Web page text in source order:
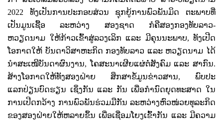
2022 ທັງເປັນການປະກອບສ່ວນ ຊຸກຍູ້ການພົວພັນມິດ ຕະພາບທີ່
ເປັນມູນເຊື້ອ ລະຫວ່າງ ສອງຊາດ ກໍຄືສອງກອງທັບລາວ-
ຫວຽດນາມ ໃຫ້ກ້າວເຂົ້າສູ່ລວງເລິກ ແລະ ມີຄຸນນະພາບ, ທັງເປີດ
ໂອກາດໃຫ້ ບັນດາວິສາຫະກິດ ກອງທັບລາວ ແລະ ຫວຽດນາມ ໄດ້
ນໍາສະເໜີບັນດາຜົນງານ, ໂຄສະນາເຜີຍແຜ່ຕໍ່ສັງຄົມ ແລະ ສາກົນ.
ສ້າງໂອກາດໃຫ້ທັງສອງຝ່າຍ ສຶກສາຂໍ້ມູນຂ່າວສານ, ພົບປະ
ແລກປ່ຽນບົດຮຽນ ເຊິ່ງກັນ ແລະ ກັນ ເພື່ອກໍານົດຍຸດທະສາດ ໃນ
ການເປີດກວ້າງ ການພົວພັນຮ່ວມມືກັນ ລະຫວ່າງຫົວໜ່ວຍທຸລະກິດ
ຂອງສອງຝ່າຍໃຫ້ຫລາຍຂຶ້ນ ເພື່ອເຊື່ອມໂຍງເຂົ້າກັນ ແລະ ມີຄວາມ